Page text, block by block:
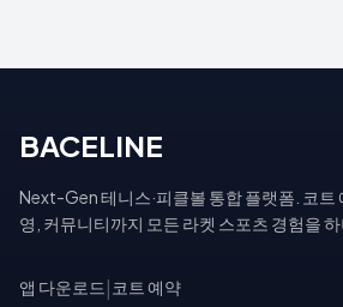
BACELINE
Next-Gen 테니스·피클볼 통합 플랫폼. 코트
영, 커뮤니티까지 모든 라켓 스포츠 경험을
앱 다운로드 코트 예약